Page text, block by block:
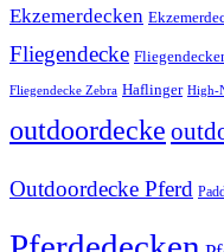
Ekzemerdecken
Fliegendecke
Fliegendecke Zebra Haflinger High-
outdoordecke
Outdoordecke Pferd